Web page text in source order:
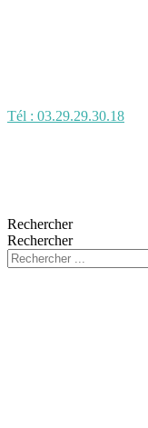
Tél : 03.29.29.30.18
Rechercher
Rechercher